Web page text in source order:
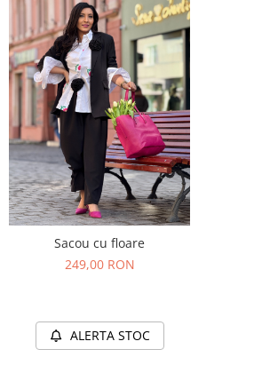
Sacou cu floare
249,00 RON
ALERTA STOC